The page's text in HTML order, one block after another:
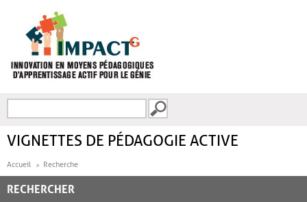
FORMULAIRE DE
VIGNETTES DE PÉDAGOGIE ACTIVE
Accueil Recherche
RECHERCHER